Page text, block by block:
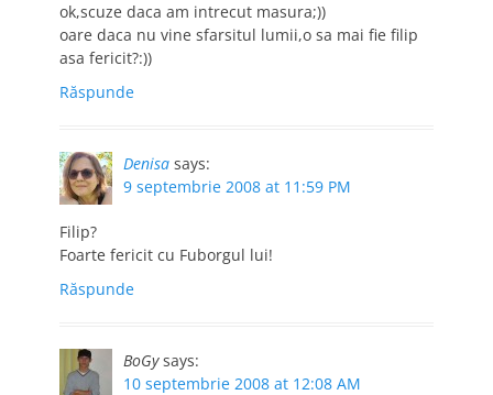
ok,scuze daca am intrecut masura;))
oare daca nu vine sfarsitul lumii,o sa mai fie filip
asa fericit?:))
Răspunde
Denisa says:
9 septembrie 2008 at 11:59 PM
Filip?
Foarte fericit cu Fuborgul lui!
Răspunde
BoGy says:
10 septembrie 2008 at 12:08 AM